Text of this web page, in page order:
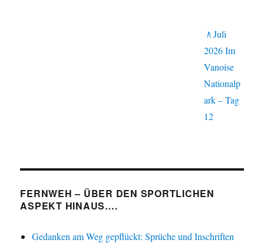
🚶Juli
2026 Im
Vanoise
Nationalp
ark – Tag
12
FERNWEH – ÜBER DEN SPORTLICHEN
ASPEKT HINAUS….
Gedanken am Weg gepflückt: Sprüche und Inschriften